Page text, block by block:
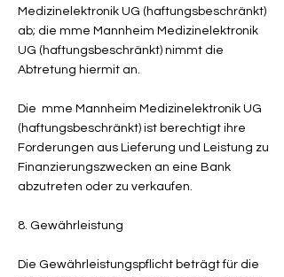
Medizinelektronik UG (haftungsbeschränkt)
ab; die mme Mannheim Medizinelektronik
UG (haftungsbeschränkt) nimmt die
Abtretung hiermit an.
Die mme Mannheim Medizinelektronik UG
(haftungsbeschränkt) ist berechtigt ihre
Forderungen aus Lieferung und Leistung zu
Finanzierungszwecken an eine Bank
abzutreten oder zu verkaufen.
8. Gewährleistung
Die Gewährleistungspflicht beträgt für die